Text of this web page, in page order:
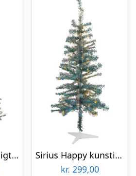
Sirius Elias kunstigt juletræ med lys, 210 cm
Sirius Happy kunstigt juletræ med lys, grøn, 120 cm
kr. 299,00